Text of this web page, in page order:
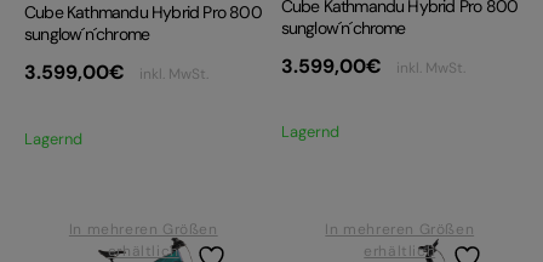
Cube Kathmandu Hybrid Pro 800
sunglow´n´chrome
3.599,00€ inkl. MwSt.
Lagernd
Cube Kathmandu Hybrid Pro 800
sunglow´n´chrome
3.599,00€ inkl. MwSt.
Lagernd
In mehreren Größen
erhältlich
In mehreren Größen
erhältlich